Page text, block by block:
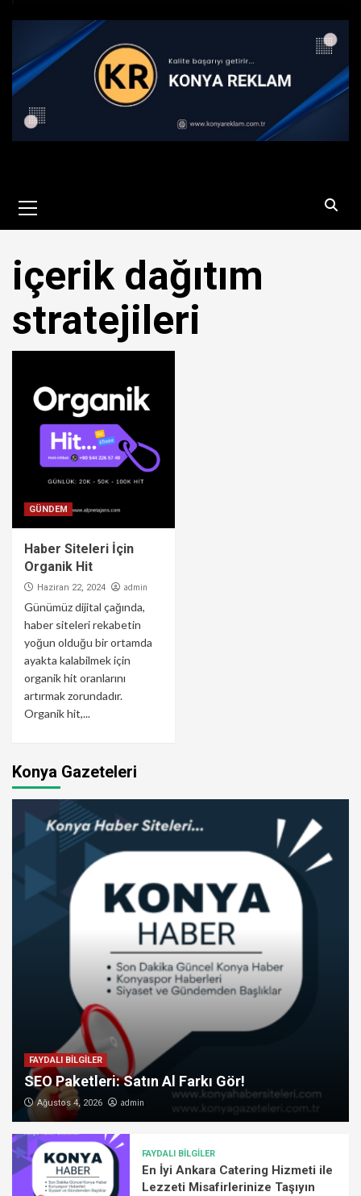
Menu
içerik dağıtım
stratejileri
GÜNDEM
Haber Siteleri İçin
Organik Hit
Haziran 22, 2024 admin
Günümüz dijital çağında,
haber siteleri rekabetin
yoğun olduğu bir ortamda
ayakta kalabilmek için
organik hit oranlarını
artırmak zorundadır.
Organik hit,...
Konya Gazeteleri
FAYDALI BİLGİLER
SEO Paketleri: Satın Al Farkı Gör!
Ağustos 4, 2026 admin
FAYDALI BİLGİLER
En İyi Ankara Catering Hizmeti ile
Lezzeti Misafirlerinize Taşıyın